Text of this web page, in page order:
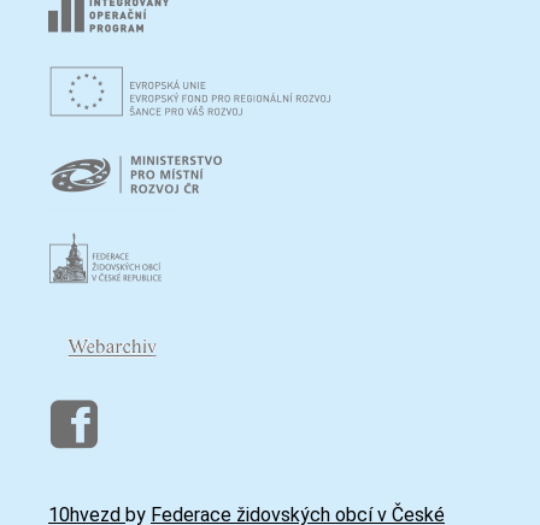
10hvezd by Federace židovských obcí v České